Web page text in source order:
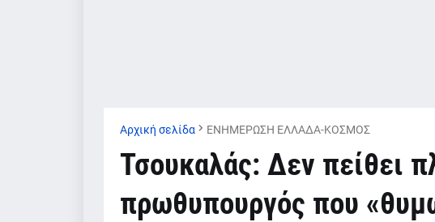
Αρχική σελίδα ΕΝΗΜΕΡΩΣΗ ΕΛΛΑΔΑ-ΚΟΣΜΟΣ
Τσουκαλάς: Δεν πείθει
πρωθυπουργός που